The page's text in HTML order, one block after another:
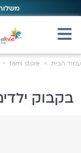
משלוח
עמוד הבית tami store
בקבוק ילדים